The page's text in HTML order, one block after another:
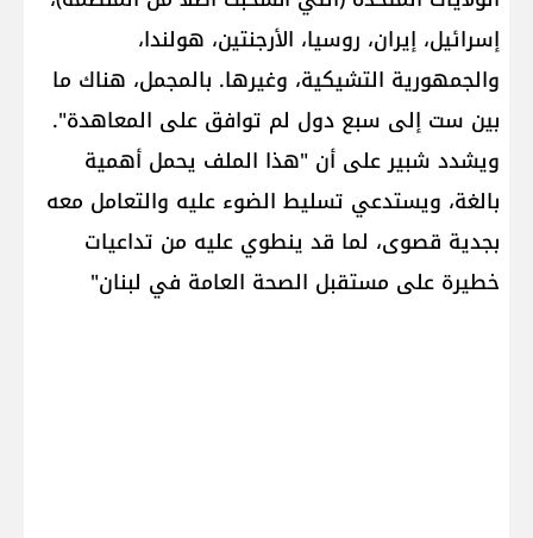
إسرائيل، إيران، روسيا، الأرجنتين، هولندا،
والجمهورية التشيكية، وغيرها. بالمجمل، هناك ما
بين ست إلى سبع دول لم توافق على المعاهدة".
ويشدد شبير على أن "هذا الملف يحمل أهمية
بالغة، ويستدعي تسليط الضوء عليه والتعامل معه
بجدية قصوى، لما قد ينطوي عليه من تداعيات
خطيرة على مستقبل الصحة العامة في لبنان"